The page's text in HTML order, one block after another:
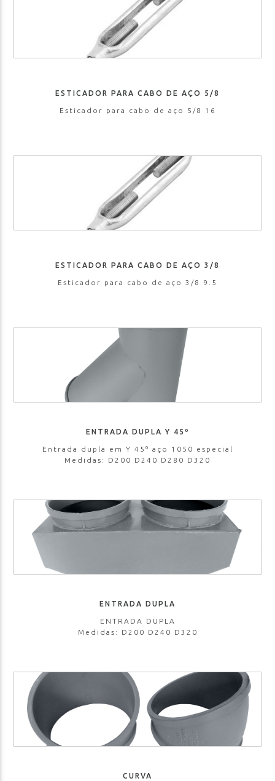
ESTICADOR PARA CABO DE AÇO 5/8
Esticador para cabo de aço 5/8 16
ESTICADOR PARA CABO DE AÇO 3/8
Esticador para cabo de aço 3/8 9.5
ENTRADA DUPLA Y 45º
Entrada dupla em Y 45º aço 1050 especial
Medidas: D200 D240 D280 D320
ENTRADA DUPLA
ENTRADA DUPLA
Medidas: D200 D240 D320
CURVA